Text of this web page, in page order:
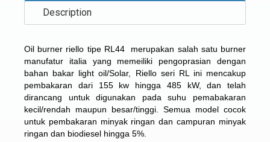
Description
Oil burner riello tipe RL44 merupakan salah satu burner
manufatur italia yang memeiliki pengoprasian dengan
bahan bakar light oil/Solar, Riello seri RL ini mencakup
pembakaran dari 155 kw hingga 485 kW, dan telah
dirancang untuk digunakan pada suhu pemabakaran
kecil/rendah maupun besar/tinggi. Semua model cocok
untuk pembakaran minyak ringan dan campuran minyak
ringan dan biodiesel hingga 5%.